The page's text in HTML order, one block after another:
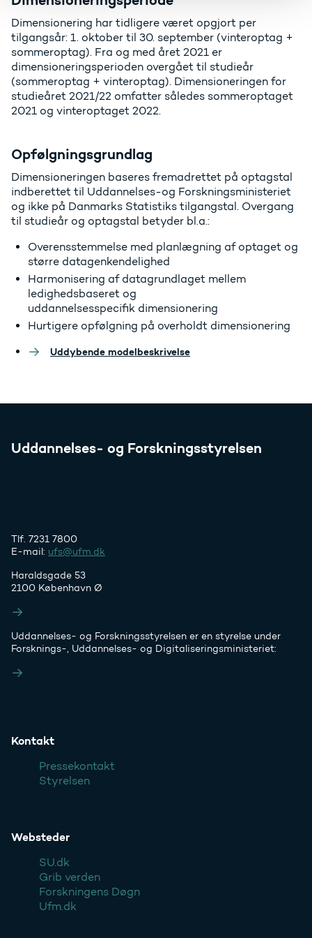
Dimensionering har tidligere været opgjort per
tilgangsår: 1. oktober til 30. september (vinteroptag +
sommeroptag). Fra og med året 2021 er
dimensioneringsperioden overgået til studieår
(sommeroptag + vinteroptag). Dimensioneringen for
studieåret 2021/22 omfatter således sommeroptaget
2021 og vinteroptaget 2022.
Opfølgningsgrundlag
Dimensioneringen baseres fremadrettet på optagstal
indberettet til Uddannelses-og Forskningsministeriet
og ikke på Danmarks Statistiks tilgangstal. Overgang
til studieår og optagstal betyder bl.a.:
Overensstemmelse med planlægning af optaget og
større datagenkendelighed
Harmonisering af datagrundlaget mellem
ledighedsbaseret og
uddannelsesspecifik dimensionering
Hurtigere opfølgning på overholdt dimensionering
Uddybende modelbeskrivelse
Uddannelses- og Forskningsstyrelsen
Tlf. 7231 7800
E-mail: ufs@ufm.dk
Haraldsgade 53
2100 København Ø
Uddannelses- og Forskningsstyrelsen er en styrelse under
Forsknings-, Uddannelses- og Digitaliseringsministeriet:
Kontakt
Pressekontakt
Styrelsen
Websteder
SU.dk
Grib verden
Forskningens Døgn
Ufm.dk